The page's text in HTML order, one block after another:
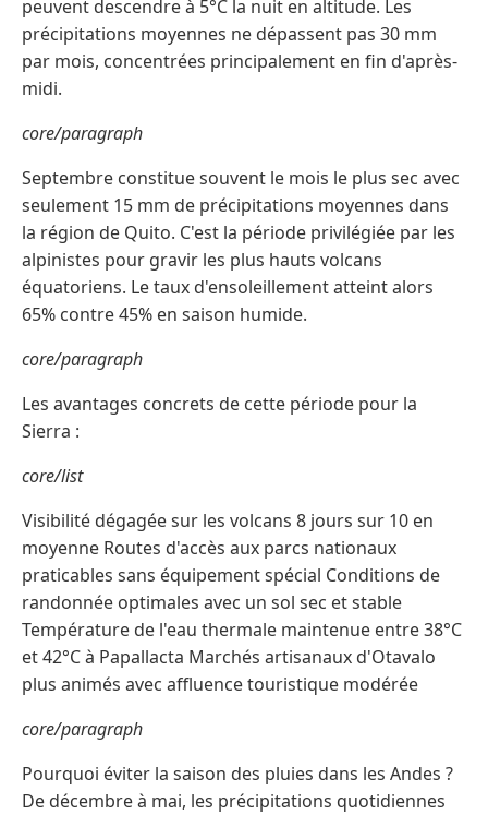
peuvent descendre à 5°C la nuit en altitude. Les
précipitations moyennes ne dépassent pas 30 mm
par mois, concentrées principalement en fin d'après-
midi.
core/paragraph
Septembre constitue souvent le mois le plus sec avec
seulement 15 mm de précipitations moyennes dans
la région de Quito. C'est la période privilégiée par les
alpinistes pour gravir les plus hauts volcans
équatoriens. Le taux d'ensoleillement atteint alors
65% contre 45% en saison humide.
core/paragraph
Les avantages concrets de cette période pour la
Sierra :
core/list
Visibilité dégagée sur les volcans 8 jours sur 10 en
moyenne Routes d'accès aux parcs nationaux
praticables sans équipement spécial Conditions de
randonnée optimales avec un sol sec et stable
Température de l'eau thermale maintenue entre 38°C
et 42°C à Papallacta Marchés artisanaux d'Otavalo
plus animés avec affluence touristique modérée
core/paragraph
Pourquoi éviter la saison des pluies dans les Andes ?
De décembre à mai, les précipitations quotidiennes